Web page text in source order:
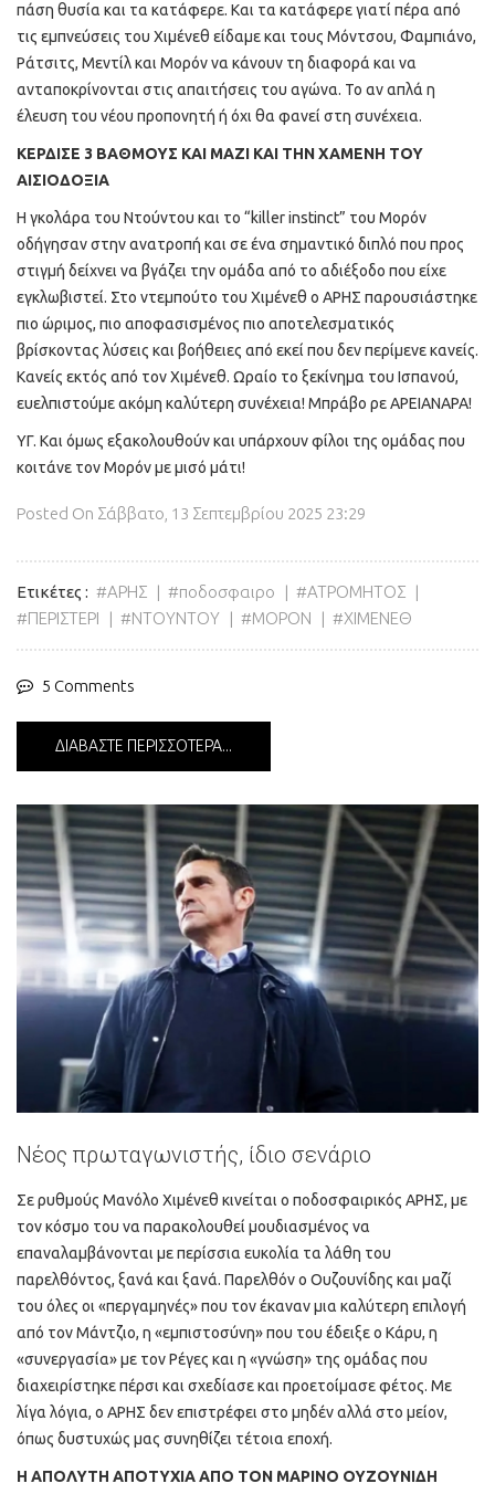
πάση θυσία και τα κατάφερε. Και τα κατάφερε γιατί πέρα από
τις εμπνεύσεις του Χιμένεθ είδαμε και τους Μόντσου, Φαμπιάνο,
Ράτσιτς, Μεντίλ και Μορόν να κάνουν τη διαφορά και να
ανταποκρίνονται στις απαιτήσεις του αγώνα. Το αν απλά η
έλευση του νέου προπονητή ή όχι θα φανεί στη συνέχεια.
ΚΕΡΔΙΣΕ 3 ΒΑΘΜΟΥΣ ΚΑΙ ΜΑΖΙ ΚΑΙ ΤΗΝ ΧΑΜΕΝΗ ΤΟΥ
ΑΙΣΙΟΔΟΞΙΑ
Η γκολάρα του Ντούντου και το “killer instinct” του Μορόν
οδήγησαν στην ανατροπή και σε ένα σημαντικό διπλό που προς
στιγμή δείχνει να βγάζει την ομάδα από το αδιέξοδο που είχε
εγκλωβιστεί. Στο ντεμπούτο του Χιμένεθ ο ΑΡΗΣ παρουσιάστηκε
πιο ώριμος, πιο αποφασισμένος πιο αποτελεσματικός
βρίσκοντας λύσεις και βοήθειες από εκεί που δεν περίμενε κανείς.
Κανείς εκτός από τον Χιμένεθ. Ωραίο το ξεκίνημα του Ισπανού,
ευελπιστούμε ακόμη καλύτερη συνέχεια! Μπράβο ρε ΑΡΕΙΑΝΑΡΑ!
ΥΓ. Και όμως εξακολουθούν και υπάρχουν φίλοι της ομάδας που
κοιτάνε τον Μορόν με μισό μάτι!
Posted On Σάββατο, 13 Σεπτεμβρίου 2025 23:29
Ετικέτες ΑΡΗΣ ποδοσφαιρο
ΑΤΡΟΜΗΤΟΣ
ΠΕΡΙΣΤΕΡΙ
ΝΤΟΥΝΤΟΥ ΜΟΡΟΝ ΧΙΜΕΝΕΘ
5 Comments
ΔΙΑΒΆΣΤΕ ΠΕΡΙΣΣΌΤΕΡΑ...
Νέος πρωταγωνιστής, ίδιο σενάριο
Σε ρυθμούς Μανόλο Χιμένεθ κινείται ο ποδοσφαιρικός ΑΡΗΣ, με
τον κόσμο του να παρακολουθεί μουδιασμένος να
επαναλαμβάνονται με περίσσια ευκολία τα λάθη του
παρελθόντος, ξανά και ξανά. Παρελθόν ο Ουζουνίδης και μαζί
του όλες οι «περγαμηνές» που τον έκαναν μια καλύτερη επιλογή
από τον Μάντζιο, η «εμπιστοσύνη» που του έδειξε ο Κάρυ, η
«συνεργασία» με τον Ρέγες και η «γνώση» της ομάδας που
διαχειρίστηκε πέρσι και σχεδίασε και προετοίμασε φέτος. Με
λίγα λόγια, ο ΑΡΗΣ δεν επιστρέφει στο μηδέν αλλά στο μείον,
όπως δυστυχώς μας συνηθίζει τέτοια εποχή.
Η ΑΠΟΛΥΤΗ ΑΠΟΤΥΧΙΑ ΑΠΟ ΤΟΝ ΜΑΡΙΝΟ ΟΥΖΟΥΝΙΔΗ